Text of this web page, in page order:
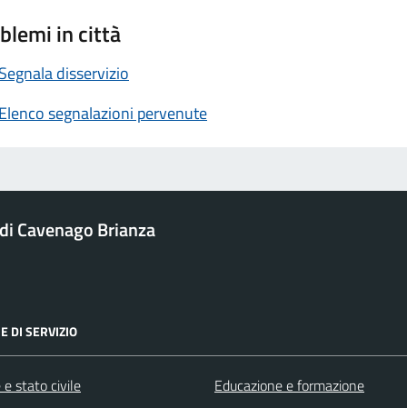
in città
Segnala disservizio
Elenco segnalazioni pervenute
Cavenago Brianza
DI SERVIZIO
e stato civile
Educazione e formazione